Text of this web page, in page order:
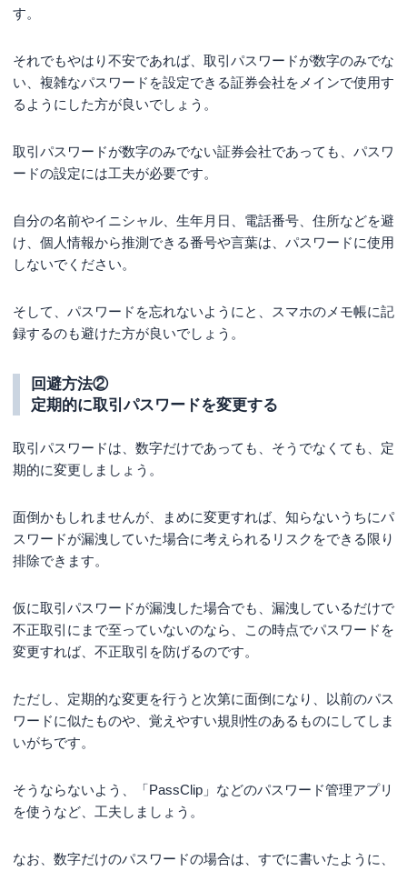
す。
それでもやはり不安であれば、取引パスワードが数字のみでな
い、複雑なパスワードを設定できる証券会社をメインで使用す
るようにした方が良いでしょう。
取引パスワードが数字のみでない証券会社であっても、パスワ
ードの設定には工夫が必要です。
自分の名前やイニシャル、生年月日、電話番号、住所などを避
け、個人情報から推測できる番号や言葉は、パスワードに使用
しないでください。
そして、パスワードを忘れないようにと、スマホのメモ帳に記
録するのも避けた方が良いでしょう。
回避方法②
定期的に取引パスワードを変更する
取引パスワードは、数字だけであっても、そうでなくても、定
期的に変更しましょう。
面倒かもしれませんが、まめに変更すれば、知らないうちにパ
スワードが漏洩していた場合に考えられるリスクをできる限り
排除できます。
仮に取引パスワードが漏洩した場合でも、漏洩しているだけで
不正取引にまで至っていないのなら、この時点でパスワードを
変更すれば、不正取引を防げるのです。
ただし、定期的な変更を行うと次第に面倒になり、以前のパス
ワードに似たものや、覚えやすい規則性のあるものにしてしま
いがちです。
そうならないよう、「PassClip」などのパスワード管理アプリ
を使うなど、工夫しましょう。
なお、数字だけのパスワードの場合は、すでに書いたように、